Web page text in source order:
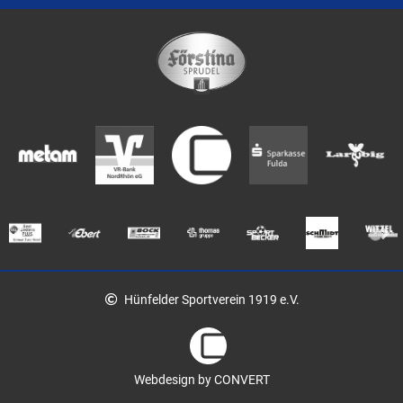
Hünfelder Sportverein 1919 e.V.
Webdesign by CONVERT